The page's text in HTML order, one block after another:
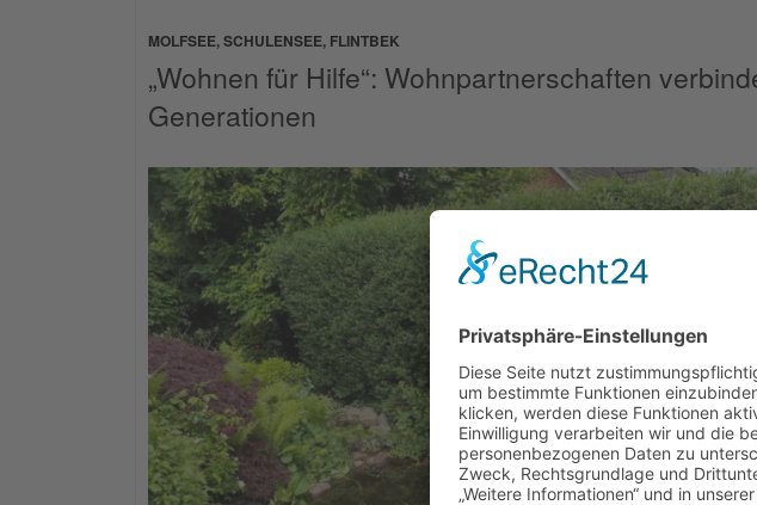
MOLFSEE, SCHULENSEE, FLINTBEK
„Wohnen für Hilfe“: Wohnpartnerschaften
Generationen